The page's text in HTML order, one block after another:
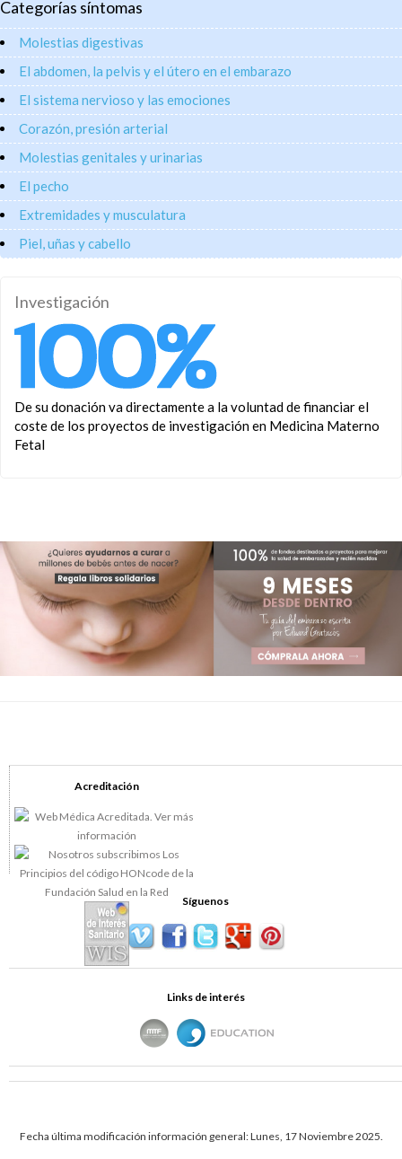
Categorías síntomas
Molestias digestivas
El abdomen, la pelvis y el útero en el embarazo
El sistema nervioso y las emociones
Corazón, presión arterial
Molestias genitales y urinarias
El pecho
Extremidades y musculatura
Piel, uñas y cabello
Investigación
De su donación va directamente a la voluntad de financiar el
coste de los proyectos de investigación en Medicina Materno
Fetal
Acreditación
Síguenos
Links de interés
Fecha última modificación información general: Lunes, 17 Noviembre 2025.